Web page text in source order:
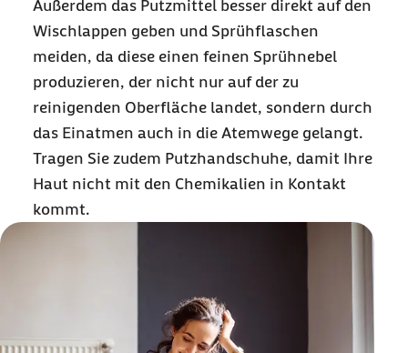
Außerdem das Putzmittel besser direkt auf den
Wischlappen geben und Sprühflaschen
meiden, da diese einen feinen Sprühnebel
produzieren, der nicht nur auf der zu
reinigenden Oberfläche landet, sondern durch
das Einatmen auch in die Atemwege gelangt.
Tragen Sie zudem Putzhandschuhe, damit Ihre
Haut nicht mit den Chemikalien in Kontakt
kommt.